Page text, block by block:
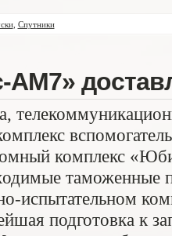
, Спутники
АМ7»
комплекс
таможенные
испытательном
подготовка к